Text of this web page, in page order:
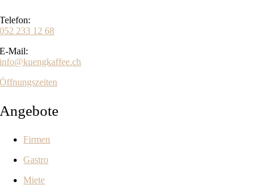
Telefon:
052 233 12 68
E-Mail:
info@kuengkaffee.ch
Öffnungszeiten
Angebote
Firmen
Gastro
Miete